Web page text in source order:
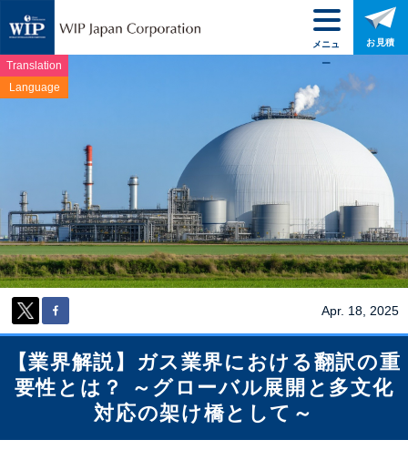
Translation
Language
Apr. 18, 2025
【業界解説】ガス業界における翻訳の重
要性とは？ ～グローバル展開と多文化
対応の架け橋として～
メニュ
ー
お見積